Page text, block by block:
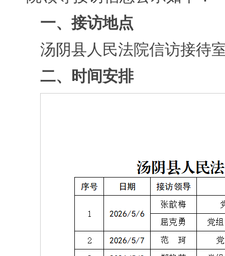
一、接访地点
汤阴县人民法院信访接待
二、时间安排